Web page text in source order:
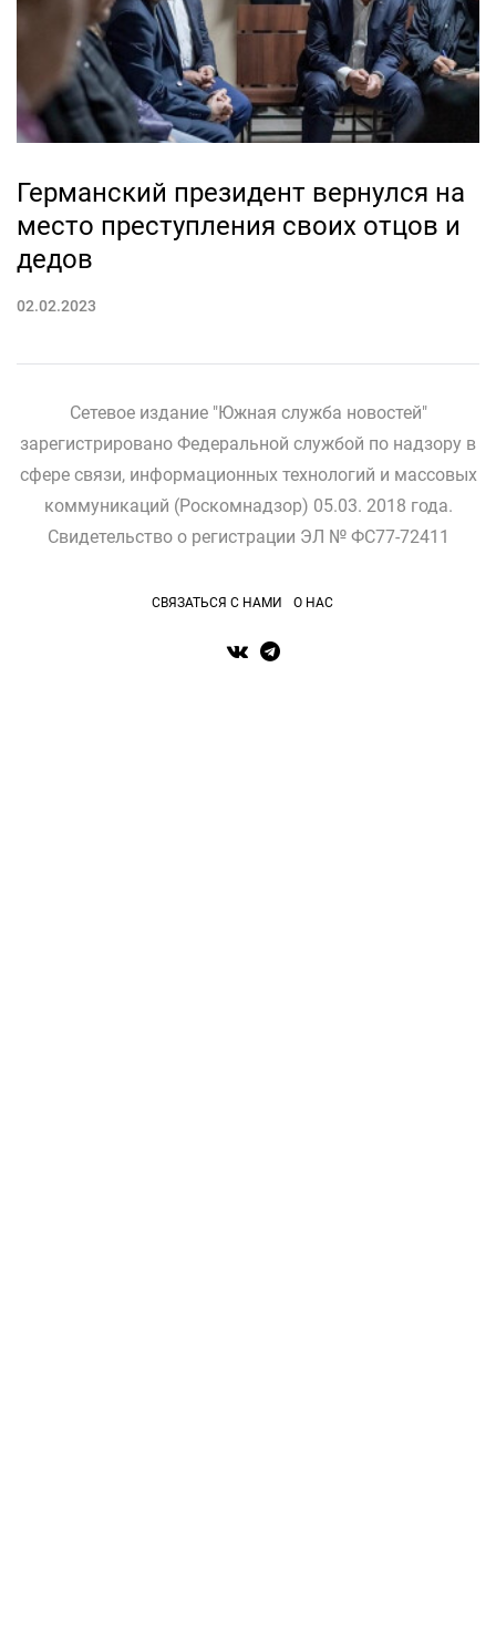
Германский президент вернулся на
место преступления своих отцов и
дедов
02.02.2023
Сетевое издание "Южная служба новостей"
зарегистрировано Федеральной службой по надзору в
сфере связи, информационных технологий и массовых
коммуникаций (Роскомнадзор) 05.03. 2018 года.
Свидетельство о регистрации ЭЛ № ФС77-72411
СВЯЗАТЬСЯ С НАМИ О НАС